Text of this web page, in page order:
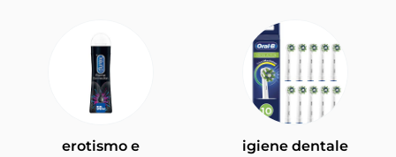
erotismo e
igiene dentale